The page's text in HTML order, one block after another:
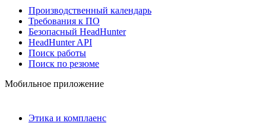
Производственный календарь
Требования к ПО
Безопасный HeadHunter
HeadHunter API
Поиск работы
Поиск по резюме
Мобильное приложение
Этика и комплаенс